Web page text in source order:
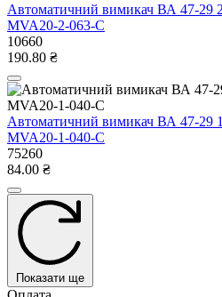
Автоматичний вимикач ВА 47-29
MVA20-2-063-C
10660
190.80 ₴
Автоматичний вимикач ВА 47-29
MVA20-1-040-C
75260
84.00 ₴
Показати ще